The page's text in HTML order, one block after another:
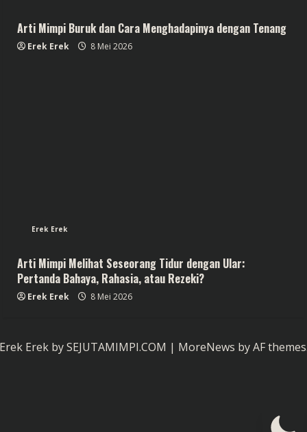
Arti Mimpi Buruk dan Cara Menghadapinya dengan Tenang
Erek Erek 8 Mei 2026
Erek Erek
Arti Mimpi Melihat Seseorang Tidur dengan Ular:
Pertanda Bahaya, Rahasia, atau Rezeki?
Erek Erek 8 Mei 2026
Erek by SEJUTAMIMPI.COM | MoreNews by AF